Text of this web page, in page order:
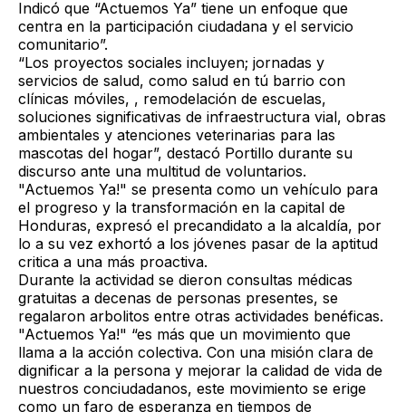
Indicó que “Actuemos Ya” tiene un enfoque que
centra en la participación ciudadana y el servicio
comunitario”.
“Los proyectos sociales incluyen; jornadas y
servicios de salud, como salud en tú barrio con
clínicas móviles, , remodelación de escuelas,
soluciones significativas de infraestructura vial, obras
ambientales y atenciones veterinarias para las
mascotas del hogar”, destacó Portillo durante su
discurso ante una multitud de voluntarios.
"Actuemos Ya!" se presenta como un vehículo para
el progreso y la transformación en la capital de
Honduras, expresó el precandidato a la alcaldía, por
lo a su vez exhortó a los jóvenes pasar de la aptitud
critica a una más proactiva.
Durante la actividad se dieron consultas médicas
gratuitas a decenas de personas presentes, se
regalaron arbolitos entre otras actividades benéficas.
"Actuemos Ya!" “es más que un movimiento que
llama a la acción colectiva. Con una misión clara de
dignificar a la persona y mejorar la calidad de vida de
nuestros conciudadanos, este movimiento se erige
como un faro de esperanza en tiempos de